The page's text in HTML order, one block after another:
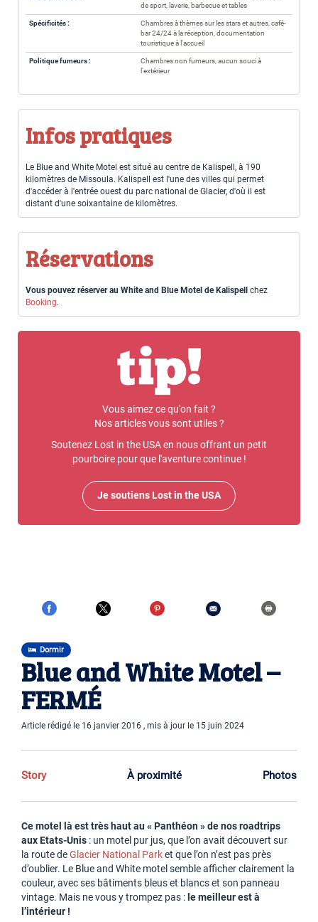
Dormir
Blue and White Motel –
FERMÉ
Article rédigé le 16 janvier 2016 , mis à jour le 15 juin 2024
Story À proximité Photos
Ce motel là est très haut au « Panthéon » de nos roadtrips
aux Etats-Unis : un motel pur jus, que l’on avait découvert sur
la route deGlacier National Parket que l’on n’est pas près
d’oublier. Le Blue and White motel semble afficher clairement la
couleur, avec ses bâtiments bleus et blancs et son panneau
vintage. Mais ne vous y trompez pas : le meilleur est à
l’intérieur !
de sport, laverie, barbecue et tables
Spécificités :
Chambres à thèmes sur les stars et autres, café-
bar 24/24 à la réception, documentation
touristique à l'accueil
Politique fumeurs :
Chambres non fumeurs, aucun souci à
l'extérieur
Infos pratiques
Le Blue and White Motel est situé au centre de Kalispell, à 190
kilomètres de Missoula. Kalispell est l'une des villes qui permet
d'accéder à l'entrée ouest du parc national de Glacier, d'où il est
distant d'une soixantaine de kilomètres.
Réservations
Vous pouvez réserver au White and Blue Motel de Kalispell chez
Booking.
Vous aimez ce qu'on fait ?
Nos articles vous sont utiles ?
Soutenez Lost in the USA en nous offrant un petit
pourboire pour que l'aventure continue !
Je soutiens Lost in the USA